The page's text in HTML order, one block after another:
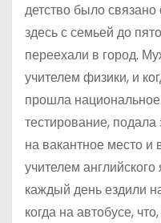
детство было
здесь с семьей до
переехали в город.
учителем физики, и
прошла
тестирование, подала
на вакантное место и
учителем
каждый день ездили
когда на автобусе,